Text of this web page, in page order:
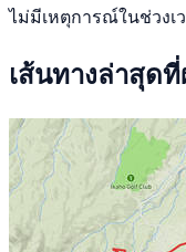
ไม่มีเหตุการณ์ในช่วงเ
เส้นทางล่าสุด